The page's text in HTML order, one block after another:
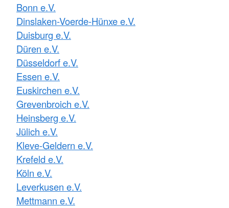
Bonn e.V.
Dinslaken-Voerde-Hünxe e.V.
Duisburg e.V.
Düren e.V.
Düsseldorf e.V.
Essen e.V.
Euskirchen e.V.
Grevenbroich e.V.
Heinsberg e.V.
Jülich e.V.
Kleve-Geldern e.V.
Krefeld e.V.
Köln e.V.
Leverkusen e.V.
Mettmann e.V.